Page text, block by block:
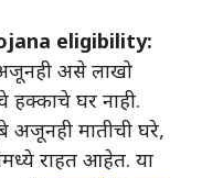
eligibility:
असे लाखो
हक्काचे घर नाही.
अजूनही मातीची घरे,
राहत आहेत. या